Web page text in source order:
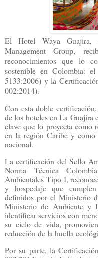
El Hotel Waya Guajira,
Management Group,
reconocimientos que lo
sostenible en Colombia:
5133:2006) y la
002:2014).
Con esta doble
de los hoteles en La Guajira
clave que lo proyecta como
en la región Caribe y como
nacional.
La certificación del Sello
Norma Técnica
Ambientales Tipo I,
y hospedaje que
definidos por el Ministerio
Ministerio de Ambiente y
identificar servicios con
su ciclo de vida,
reducción de la huella
Por su parte, la